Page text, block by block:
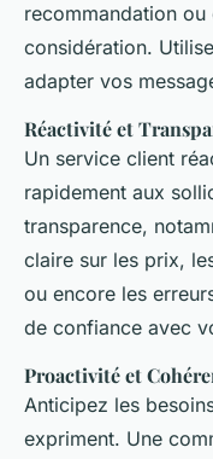
recommandation ou
considération.
adapter vos
Réactivité et
Un service client
rapidement aux
transparence,
claire sur les prix,
ou encore les
de confiance avec
Proactivité et
Anticipez les
expriment. Une